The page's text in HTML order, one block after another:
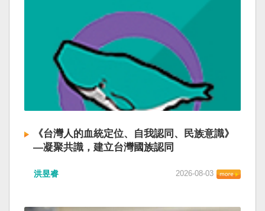
《台灣人的血統定位、自我認同、民族意識》
—凝聚共識，建立台灣國族認同
洪昱睿 2026-08-03